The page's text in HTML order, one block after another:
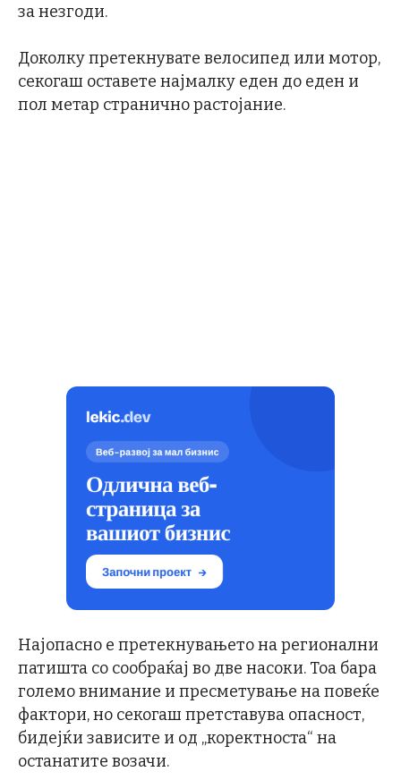
за незгоди.
Доколку претекнувате велосипед или мотор,
секогаш оставете најмалку еден до еден и
пол метар странично растојание.
Најопасно е претекнувањето на регионални
патишта со сообраќај во две насоки. Тоа бара
големо внимание и пресметување на повеќе
фактори, но секогаш претставува опасност,
бидејќи зависите и од „коректноста“ на
останатите возачи.